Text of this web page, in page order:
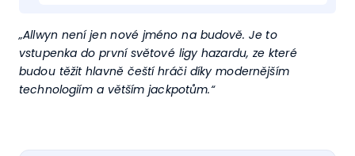
„Allwyn není jen nové jméno na budově. Je to
vstupenka do první světové ligy hazardu, ze které
budou těžit hlavně čeští hráči díky modernějším
technologiím a větším jackpotům.“